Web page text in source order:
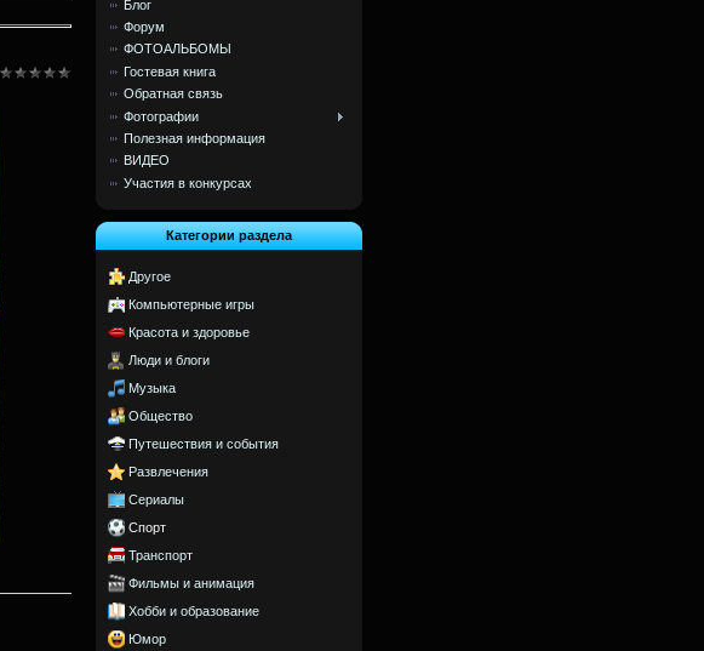
Блог
Форум
ФОТОАЛЬБОМЫ
Гостевая книга
Обратная связь
Фотографии
Полезная информация
ВИДЕО
Участия в конкурсах
Категории раздела
Другое
Компьютерные игры
Красота и здоровье
Люди и блоги
Музыка
Общество
Путешествия и события
Развлечения
Сериалы
Спорт
Транспорт
Фильмы и анимация
Хобби и образование
Юмор